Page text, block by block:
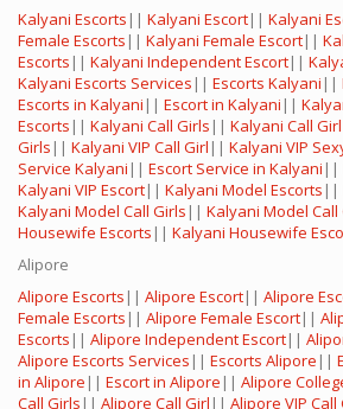
Kalyani Escorts || Kalyani Escort|| Kalyani
Female Escorts || Kalyani Female Escort||
Escorts || Kalyani Independent Escort||
Kalyani Escorts Services || Escorts Kalyani ||
Escorts in Kalyani || Escort in Kalyani ||
Escorts || Kalyani Call Girls || Kalyani Call Girl
Girls || Kalyani VIP Call Girl || Kalyani VIP
Service Kalyani || Escort Service in Kalyani ||
Kalyani VIP Escort|| Kalyani Model Escorts ||
Kalyani Model Call Girls || Kalyani Model Call
Housewife Escorts || Kalyani Housewife
Alipore
Alipore Escorts || Alipore Escort|| Alipore
Female Escorts || Alipore Female Escort||
Escorts || Alipore Independent Escort||
Alipore Escorts Services || Escorts Alipore ||
in Alipore || Escort in Alipore || Alipore
Call Girls || Alipore Call Girl || Alipore VIP Call